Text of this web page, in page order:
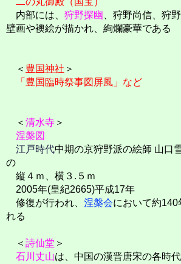
内部には、 狩野探幽 、狩野尚信、狩
壁画や襖絵が描かれ、絢爛豪華である
＜ 豊国神社 ＞
「豊国臨時祭事図屏風」など
＜ 清水寺 ＞
涅槃図
江戸時代中期の京狩野派の絵師 山口
の
縦４ｍ、横３.５ｍ
2005年(皇紀2665)平成17年
修復が行われ、 涅槃会において約140
れる
＜ 詩仙堂 ＞
石川丈山は、中国の漢晋唐宋の各時